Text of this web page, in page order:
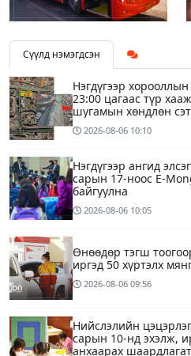
Сүүлд нэмэгдсэн
Нэгдүгээр
23:00 цагаас түр
шугамын хөндлөн
2026-08-06 10:10
Нэгдүгээр ангид
сарын 17-ноос E-
байгуулна
2026-08-06 10:05
Өнөөдөр тэгш
иргэд 50 хүртэлх
2026-08-06 09:56
Нийслэлийн
сарын 10-нд эхэлж,
анхаарах